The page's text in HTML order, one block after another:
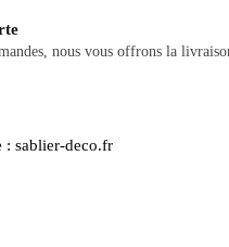
nous vous offrons la